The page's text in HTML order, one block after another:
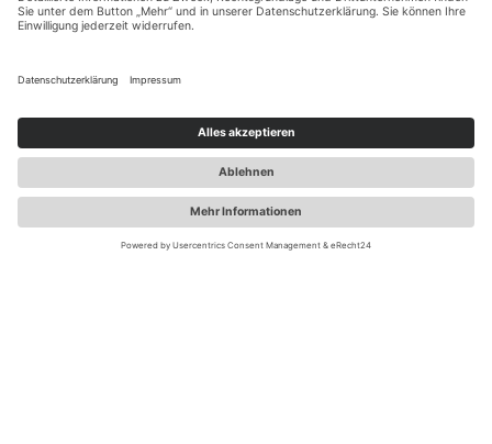
Haben Sie sich schon einmal mit der Frage befasst,
was passiert, wenn Sie aufgrund eines Unfalls
oder einer Krankheit keine eigenen
Entscheidungen mehr treffen können? Mit
wichtigen Verfügungen legen Sie fest, was in